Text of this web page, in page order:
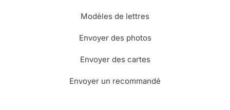
Modèles de lettres
Envoyer des photos
Envoyer des cartes
Envoyer un recommandé